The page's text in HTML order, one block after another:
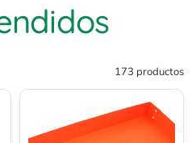
173 productos